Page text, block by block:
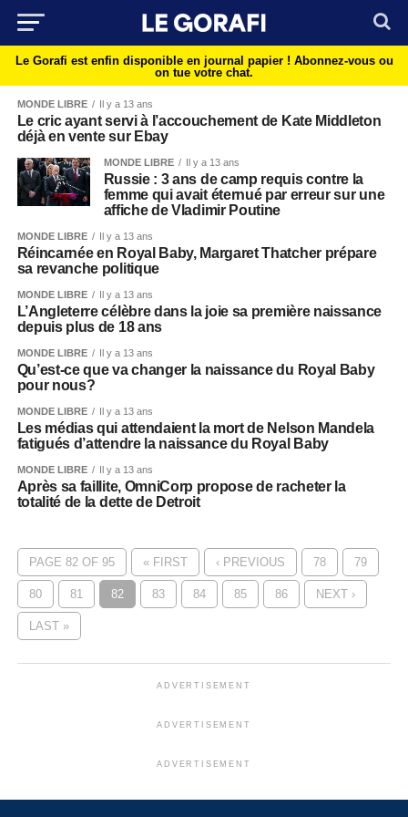
Le Gorafi est enfin disponible en journal papier ! Abonnez-vous ou
on tue votre chat.
MONDE LIBRE Il y a 13 ans
Le cric ayant servi à l’accouchement de Kate Middleton
déjà en vente sur Ebay
MONDE LIBRE Il y a 13 ans
Russie : 3 ans de camp requis contre la
femme qui avait éternué par erreur sur une
affiche de Vladimir Poutine
MONDE LIBRE Il y a 13 ans
Réincarnée en Royal Baby, Margaret Thatcher prépare
sa revanche politique
MONDE LIBRE Il y a 13 ans
L’Angleterre célèbre dans la joie sa première naissance
depuis plus de 18 ans
MONDE LIBRE Il y a 13 ans
Qu’est-ce que va changer la naissance du Royal Baby
pour nous?
MONDE LIBRE Il y a 13 ans
Les médias qui attendaient la mort de Nelson Mandela
fatigués d’attendre la naissance du Royal Baby
MONDE LIBRE Il y a 13 ans
Après sa faillite, OmniCorp propose de racheter la
totalité de la dette de Detroit
PAGE 82 OF 95 « FIRST ‹ PREVIOUS 78 79
80 81 82 83 84 85 86 NEXT ›
LAST »
ADVERTISEMENT
ADVERTISEMENT
ADVERTISEMENT